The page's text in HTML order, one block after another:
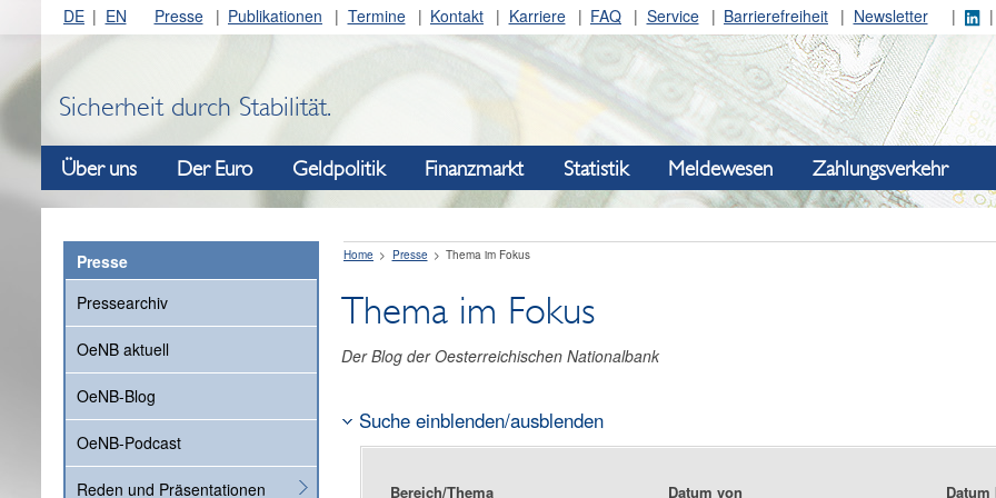
DE EN Presse Publikationen Termine Kontakt Karriere FAQ Service Barrierefreiheit Newsletter
Sicherheit durch Stabilität.
Über uns Der Euro Geldpolitik Finanzmarkt Statistik Meldewesen Zahlungsverkehr
Presse
Pressearchiv
OeNB aktuell
OeNB-Blog
OeNB-Podcast
Reden und Präsentationen
Home Presse Thema im Fokus
Thema im Fokus
Der Blog der Oesterreichischen Nationalbank
Suche einblenden/ausblenden
Bereich/Thema Datum von Datum